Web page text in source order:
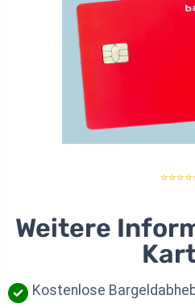
Weitere
Kostenlose